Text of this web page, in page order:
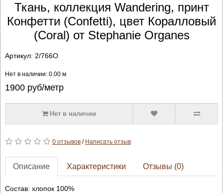
Ткань, коллекция Wandering, принт
Конфетти (Confetti), цвет Коралловый
(Coral) от Stephanie Organes
Артикул: 2/766O
Нет в наличии: 0.00 м
1900руб/метр
Нет в наличии
0 отзывов/ Написать отзыв
Описание Характеристики Отзывы (0)
Состав: хлопок 100%